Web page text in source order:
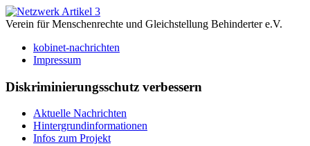
Verein für Menschenrechte und Gleichstellung Behinderter e.V.
kobinet-nachrichten
Impressum
Diskriminierungsschutz verbessern
Aktuelle Nachrichten
Hintergrundinformationen
Infos zum Projekt